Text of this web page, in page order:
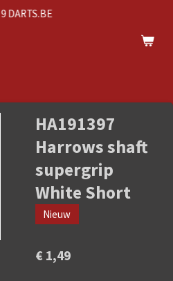
9 DARTS.BE
HA191397
Harrows shaft
supergrip
White Short
Nieuw
€ 1,49